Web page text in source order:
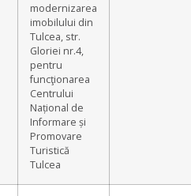
modernizarea
imobilului din
Tulcea, str.
Gloriei nr.4,
pentru
funcţionarea
Centrului
Național de
Informare și
Promovare
Turistică
Tulcea